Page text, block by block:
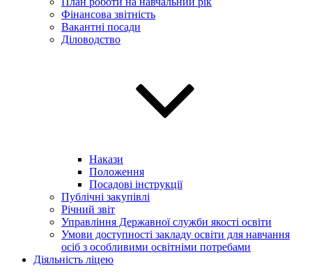
Фінансова звітність
Вакантні посади
Діловодство
Накази
Положення
Посадові інструкції
Публічні закупівлі
Річний звіт
Управління Державної служби якості освіти
Умови доступності закладу освіти для навчання
осіб з особливими освітніми потребами
Діяльність ліцею